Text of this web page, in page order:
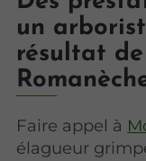
un
résultat
Faire appel à
élagueur